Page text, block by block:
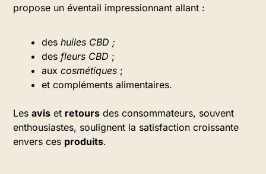
propose un éventail impressionnant allant :
des huiles CBD ;
des fleurs CBD ;
aux cosmétiques ;
et compléments alimentaires.
Les avis et retours des consommateurs, souvent
enthousiastes, soulignent la satisfaction croissante
envers ces produits.